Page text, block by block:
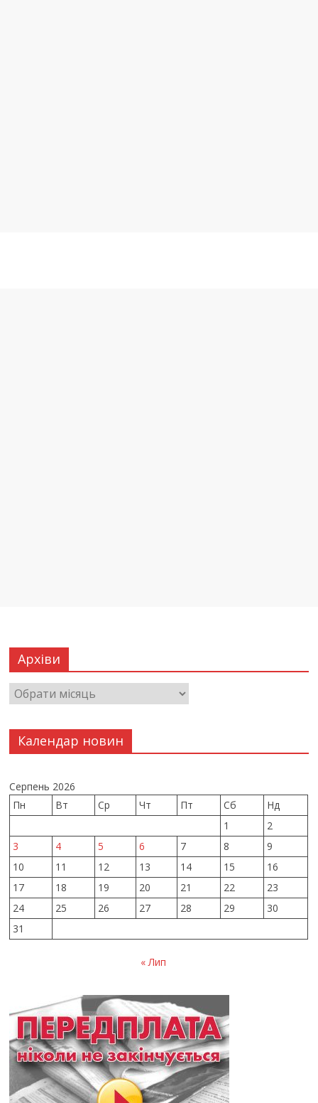
Архіви
Календар новин
Серпень 2026
Пн
Вт Ср Чт Пт Сб
Нд
1
2
3
4 5 6 7 8
9
10
11 12 13 14 15
16
17
18 19 20 21 22
23
24
25 26 27 28 29
30
31
« Лип